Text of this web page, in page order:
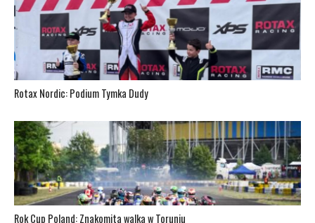
Rotax Nordic: Podium Tymka Dudy
Rok Cup Poland: Znakomita walka w Toruniu